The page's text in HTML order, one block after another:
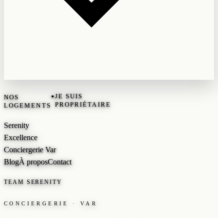
NOS
LOGEMENTS
•JE SUIS
PROPRIÉTAIRE
Serenity
Excellence
Conciergerie Var
BlogÀ proposContact
TEAM SERENITY
CONCIERGERIE · VAR